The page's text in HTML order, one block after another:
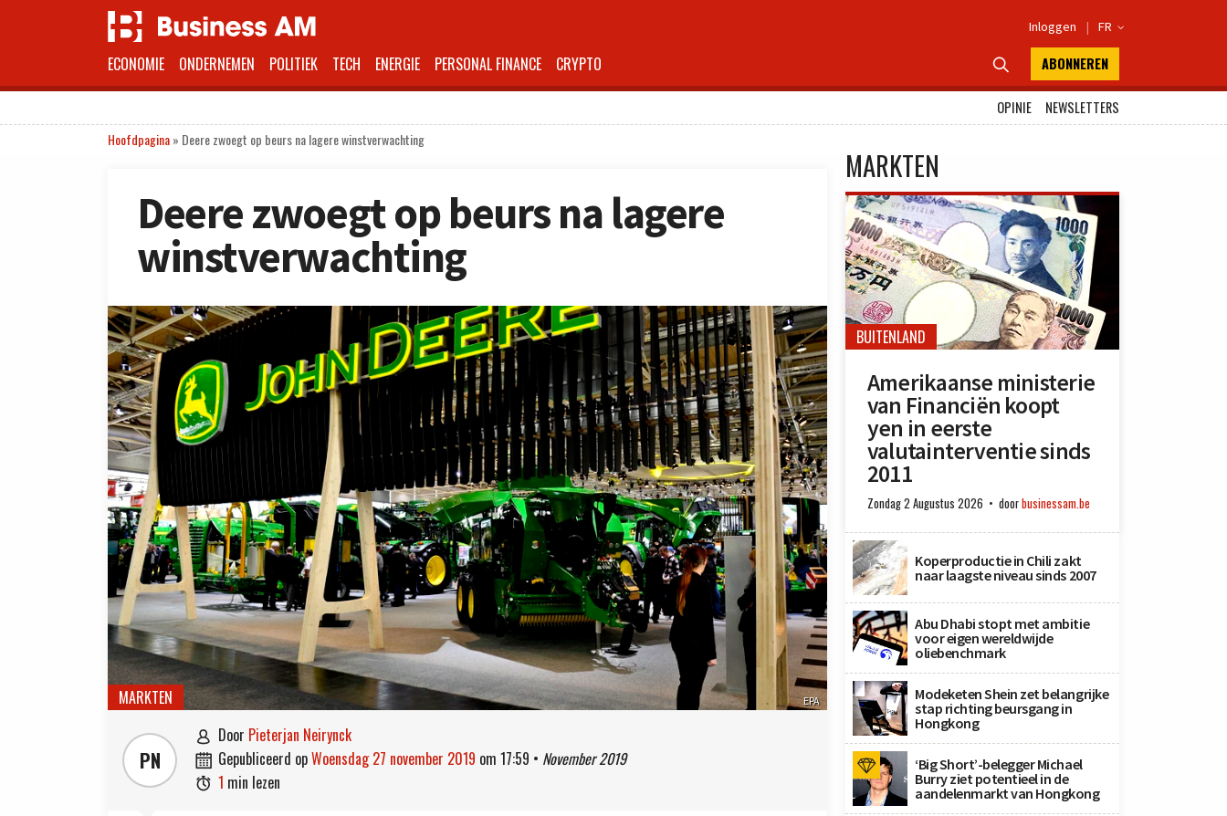
Inloggen | FR 
ECONOMIE ONDERNEMEN POLITIEK TECH ENERGIE PERSONAL FINANCE CRYPTO  ABONNEREN
OPINIE
NEWSLETTERS
Hoofdpagina» Deere zwoegt op beurs na lagere winstverwachting
Deere zwoegt op beurs na lagere
winstverwachting
EPA
MARKTEN
PN
 door Pieterjan Neirynck
 gepubliceerd op woensdag 27 november 2019 om 17:59 • November 2019
 1 min lezen
MARKTEN
BUITENLAND
Amerikaanse ministerie
van Financiën koopt
yen in eerste
valutainterventie sinds
2011
Zondag 2 Augustus 2026 doorbusinessam.be
Koperproductie in Chili zakt
naar laagste niveau sinds 2007
Abu Dhabi stopt met ambitie
voor eigen wereldwijde
oliebenchmark
Modeketen Shein zet belangrijke
stap richting beursgang in
Hongkong
‘Big Short’-belegger Michael
Burry ziet potentieel in de
aandelenmarkt van Hongkong